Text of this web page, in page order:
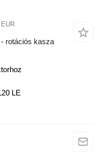
rotációs kasza
LE